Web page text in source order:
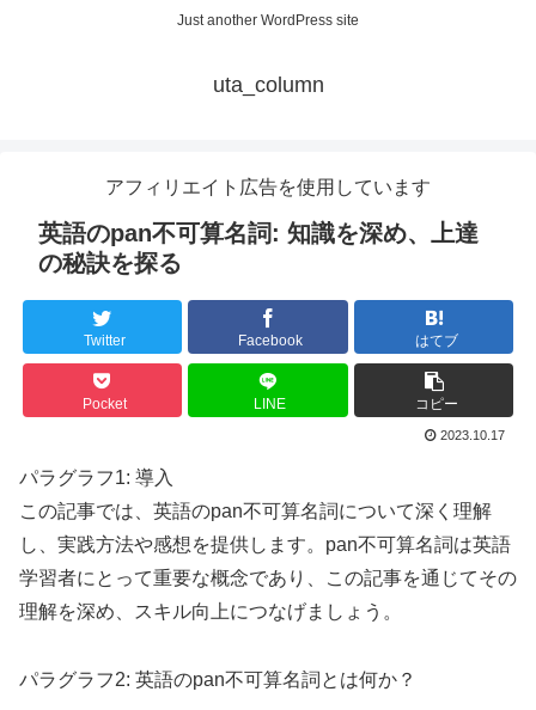
Just another WordPress site
uta_column
アフィリエイト広告を使用しています
英語のpan不可算名詞: 知識を深め、上達
の秘訣を探る
Twitter Facebook はてブ
Pocket LINE コピー
2023.10.17
パラグラフ1: 導入
この記事では、英語のpan不可算名詞について深く理解
し、実践方法や感想を提供します。pan不可算名詞は英語
学習者にとって重要な概念であり、この記事を通じてその
理解を深め、スキル向上につなげましょう。
パラグラフ2: 英語のpan不可算名詞とは何か？